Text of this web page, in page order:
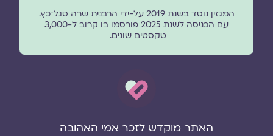
המגזין נוסד בשנת 2019 על-ידי הרבנית שרה סגל־כץ.
עם הכניסה לשנת 2025 פורסמו בו קרוב ל-3,000
טקסטים שונים.
האתר מוקדש לזכר אמי האהובה